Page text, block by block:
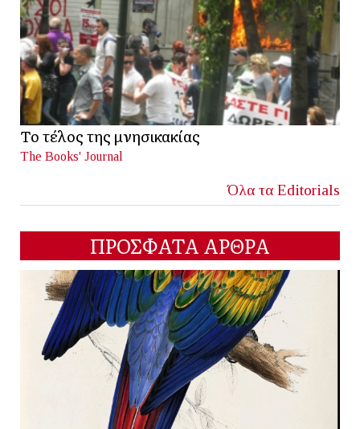
Το τέλος της μνησικακίας
The Books' Journal
Όλα τα Editorials
ΠΡΟΣΦΑΤΑ ΑΡΘΡΑ